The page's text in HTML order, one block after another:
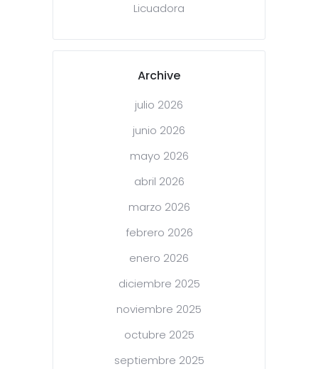
Licuadora
Archive
julio 2026
junio 2026
mayo 2026
abril 2026
marzo 2026
febrero 2026
enero 2026
diciembre 2025
noviembre 2025
octubre 2025
septiembre 2025